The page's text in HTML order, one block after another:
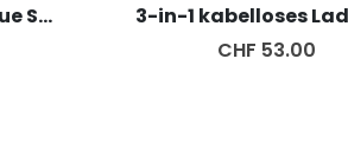
Chargeur Magnétique Sans fil 5 en 1
CHF 53.00